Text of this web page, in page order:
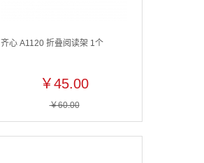
齐心 A1120 折叠阅读架 1个
￥45.00
￥60.00